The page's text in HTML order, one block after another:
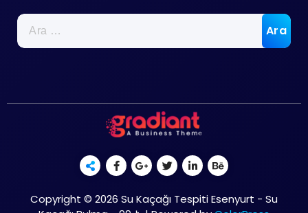
Arama:
Copyright © 2026 Su Kaçağı Tespiti Esenyurt - Su